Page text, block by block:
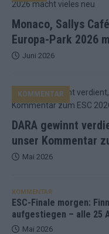
Monaco, Sallys
Europa-Park 2026
Juni 2026
DARA gewinnt
unser Kommentar
KOMMENTAR
Mai 2026
KOMMENTAR
ESC-Finale morgen:
aufgestiegen – alle 25
Mai 2026